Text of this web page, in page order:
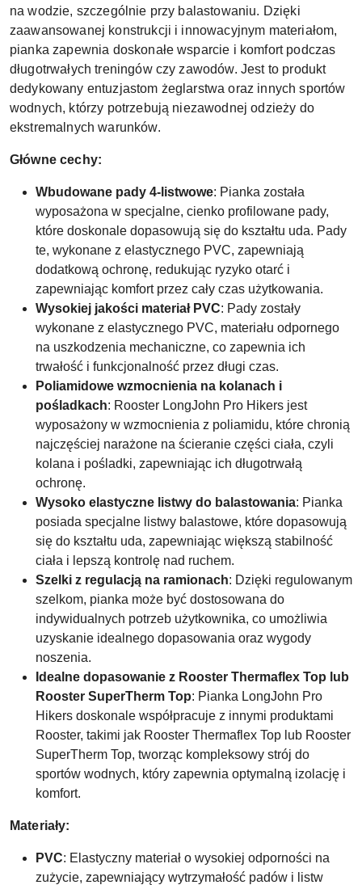
na wodzie, szczególnie przy balastowaniu. Dzięki
zaawansowanej konstrukcji i innowacyjnym materiałom,
pianka zapewnia doskonałe wsparcie i komfort podczas
długotrwałych treningów czy zawodów. Jest to produkt
dedykowany entuzjastom żeglarstwa oraz innych sportów
wodnych, którzy potrzebują niezawodnej odzieży do
ekstremalnych warunków.
Główne cechy:
Wbudowane pady 4-listwowe: Pianka została
wyposażona w specjalne, cienko profilowane pady,
które doskonale dopasowują się do kształtu uda. Pady
te, wykonane z elastycznego PVC, zapewniają
dodatkową ochronę, redukując ryzyko otarć i
zapewniając komfort przez cały czas użytkowania.
Wysokiej jakości materiał PVC: Pady zostały
wykonane z elastycznego PVC, materiału odpornego
na uszkodzenia mechaniczne, co zapewnia ich
trwałość i funkcjonalność przez długi czas.
Poliamidowe wzmocnienia na kolanach i
pośladkach: Rooster LongJohn Pro Hikers jest
wyposażony w wzmocnienia z poliamidu, które chronią
najczęściej narażone na ścieranie części ciała, czyli
kolana i pośladki, zapewniając ich długotrwałą
ochronę.
Wysoko elastyczne listwy do balastowania: Pianka
posiada specjalne listwy balastowe, które dopasowują
się do kształtu uda, zapewniając większą stabilność
ciała i lepszą kontrolę nad ruchem.
Szelki z regulacją na ramionach: Dzięki regulowanym
szelkom, pianka może być dostosowana do
indywidualnych potrzeb użytkownika, co umożliwia
uzyskanie idealnego dopasowania oraz wygody
noszenia.
Idealne dopasowanie z Rooster Thermaflex Top lub
Rooster SuperTherm Top: Pianka LongJohn Pro
Hikers doskonale współpracuje z innymi produktami
Rooster, takimi jak Rooster Thermaflex Top lub Rooster
SuperTherm Top, tworząc kompleksowy strój do
sportów wodnych, który zapewnia optymalną izolację i
komfort.
Materiały:
PVC: Elastyczny materiał o wysokiej odporności na
zużycie, zapewniający wytrzymałość padów i listw